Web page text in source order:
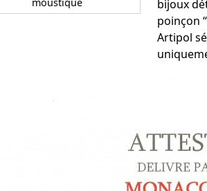
bijoux
poinçon
Artipol